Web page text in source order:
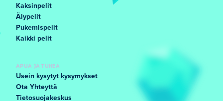
Kaksinpelit
Älypelit
Pukemispelit
Kaikki pelit
APUA JA TUKEA
Usein kysytyt kysymykset
Ota Yhteyttä
Tietosuojakeskus